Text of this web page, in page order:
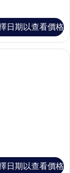
日期以查看價格
吧、書桌、遮光布/窗
日期以查看價格